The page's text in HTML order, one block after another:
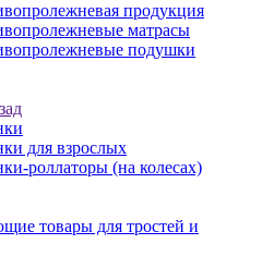
продукция
матрасы
подушки
для взрослых
роллаторы (на колесах)
товары для тростей и